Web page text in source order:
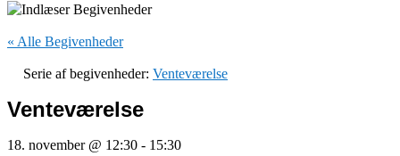
« Alle Begivenheder
Serie af begivenheder: Venteværelse
Venteværelse
18. november @ 12:30 - 15:30